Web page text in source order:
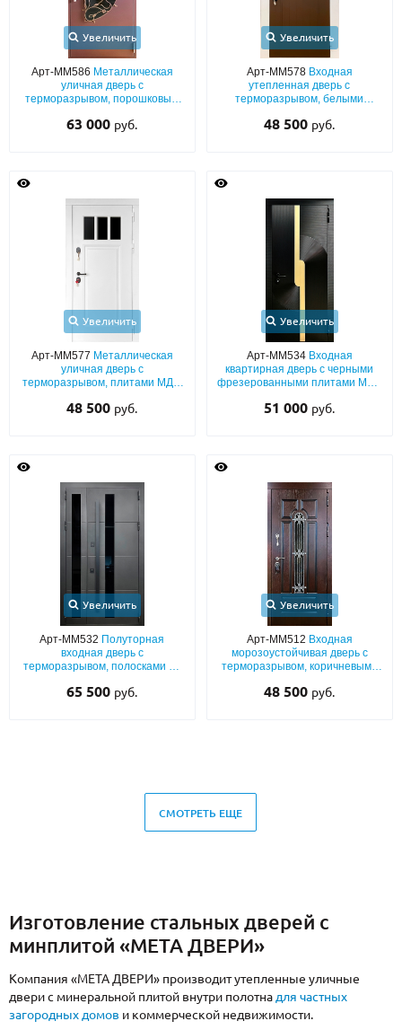
Увеличить
Арт-ММ586 Металлическая
уличная дверь с
терморазрывом, порошковым
ковкой и полукруглым стеклом
63 000 руб.
Увеличить
Арт-ММ578 Входная
утепленная дверь с
терморазрывом, белыми
плитами МДФ (окрас по RAL) и
48 500 руб.
Увеличить
Арт-ММ577 Металлическая
уличная дверь с
терморазрывом, плитами МДФ
со стеклом
48 500 руб.
Увеличить
Арт-ММ534 Входная
квартирная дверь с черными
фрезерованными плитами MDF
шумоизоляцией)
51 000 руб.
Увеличить
Арт-ММ532 Полуторная
входная дверь с
терморазрывом, полосками на
напылением муар, длинными
65 500 руб.
Увеличить
Арт-ММ512 Входная
морозоустойчивая дверь с
терморазрывом, коричневыми
ковкой
48 500 руб.
СМОТРЕТЬ ЕЩЕ
Изготовление стальных дверей с
минплитой «МЕТА ДВЕРИ»
Компания «МЕТА ДВЕРИ» производит утепленные уличные
двери с минеральной плитой внутри полотна для частных
загородных домов и коммерческой недвижимости.